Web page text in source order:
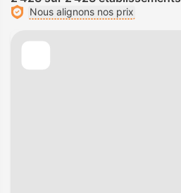
Nous alignons nos prix